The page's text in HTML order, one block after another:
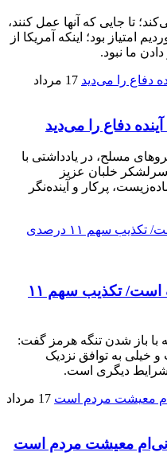
تا جایی که آنها عمل کنند،
امتیاز بود؛ اینکه آمریکا از
ما نبود.
17 مرداد
دفاع را می‌دید
مسلح، در یادداشتی با
خلبان عزیز
پرکار و آینده‌نگر
عراقچی: توافق با عمان نزدیک است/ تکذیب سهم ۱۱
با باز شدن تنگه هرمز گفت:
خیلی به توافق نزدیک
شرایط دیگری است.
17 مرداد
معیشت مردم است